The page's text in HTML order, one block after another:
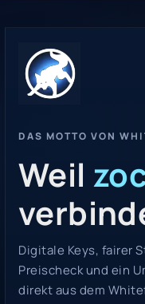
DAS MOTTO VON
Weil
Digitale Keys, fairer
Preischeck und ein
direkt aus dem